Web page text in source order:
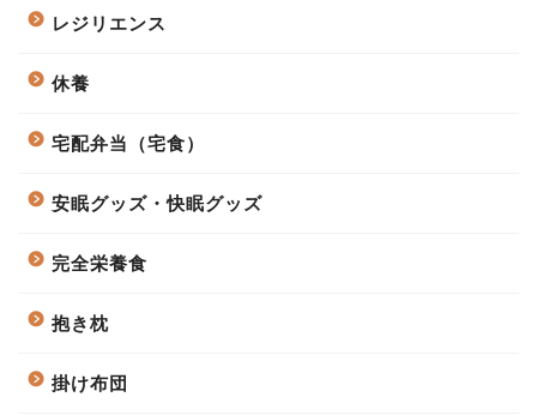
レジリエンス
休養
宅配弁当（宅食）
安眠グッズ・快眠グッズ
完全栄養食
抱き枕
掛け布団